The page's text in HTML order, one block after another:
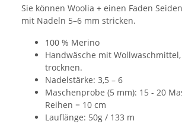
Sie können Woolia + einen Faden
mit Nadeln 5–6 mm stricken.
100 % Merino
Handwäsche mit
trocknen.
Nadelstärke: 3,5 – 6
Maschenprobe (5 mm): 15 - 20
Reihen = 10 cm
Lauflänge: 50g / 133 m